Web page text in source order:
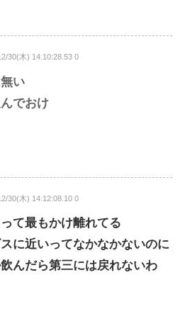
30(木) 14:10:28.53 0
い
でおけ
30(木) 14:12:08.10 0
て最もかけ離れてる
に近いってなかなかないのに
んだら第三には戻れないわ